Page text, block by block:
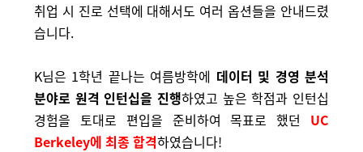
취업 시 진로 선택에 대해서도 여러 옵션들을 안내드렸
습니다.
K님은 1학년 끝나는 여름방학에 데이터 및 경영 분석
분야로 원격 인턴십을 진행하였고 높은 학점과 인턴십
경험을 토대로 편입을 준비하여목표로 했던 UC
Berkeley에 최종 합격하였습니다!